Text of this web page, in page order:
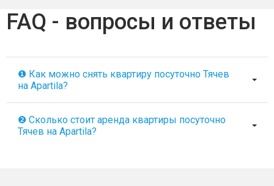
FAQ - вопросы и ответы
❶ Как можно снять квартиру посуточно Тячев
на Apartila?
❷ Сколько стоит аренда квартиры посуточно
Тячев на Apartila?